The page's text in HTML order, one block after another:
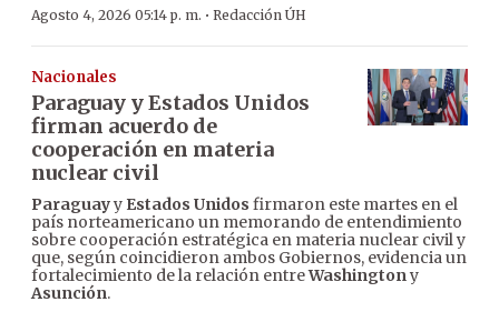
Agosto 4, 2026 05:14 p. m. · Redacción ÚH
Nacionales
Paraguay y Estados Unidos
firman acuerdo de
cooperación en materia
nuclear civil
Paraguayy Estados Unidos firmaron este martes en el
país norteamericano un memorando de entendimiento
sobre cooperación estratégica en materia nuclear civil y
que, según coincidieron ambos Gobiernos, evidencia un
fortalecimiento de la relación entreWashingtony
Asunción.